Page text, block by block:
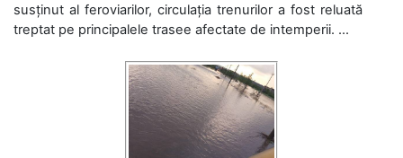
susținut al feroviarilor, circulația trenurilor a fost reluată
treptat pe principalele trasee afectate de intemperii. ...